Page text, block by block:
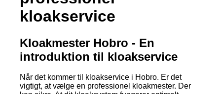
kloakservice
Kloakmester Hobro - En
introduktion til kloakservice
Når det kommer til kloakservice i Hobro. Er det
vigtigt, at vælge en professionel kloakmester. Der